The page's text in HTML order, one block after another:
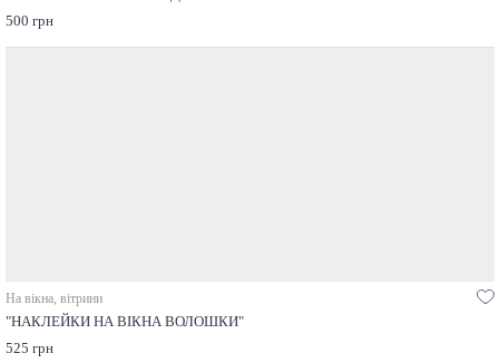
500 грн
На вікна, вітрини
"НАКЛЕЙКИ НА ВІКНА ВОЛОШКИ"
525 грн